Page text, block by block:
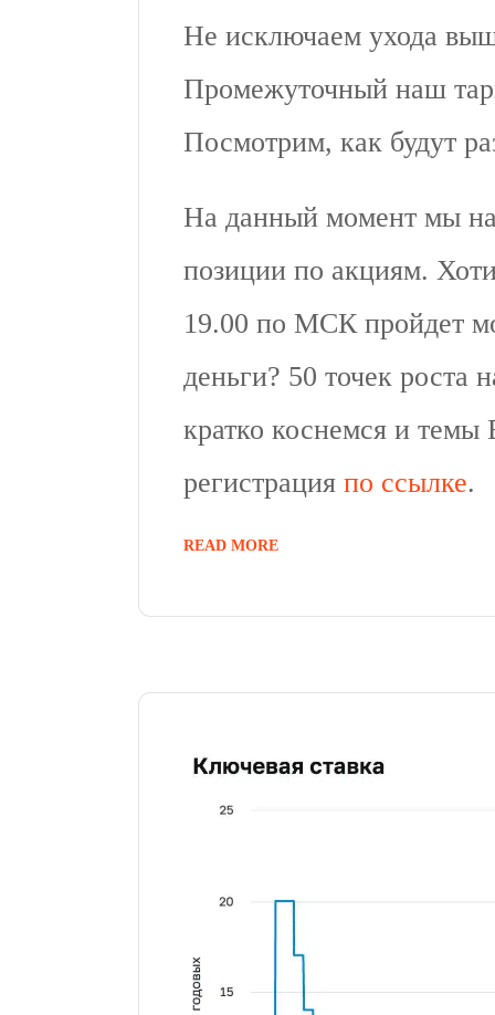
Не исключаем ухода
Промежуточный наш
Посмотрим, как будут
На данный момент мы
позиции по акциям.
19.00 по МСК пройдет
деньги? 50 точек
кратко коснемся и
регистрация по ссылке.
READ MORE